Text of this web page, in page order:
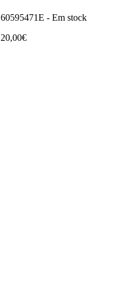
60595471E -Em stock
20,00€